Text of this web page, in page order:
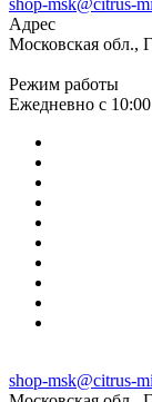
Адрес
Московская
Режим работы
Ежедневно с
shop-msk@citrus-